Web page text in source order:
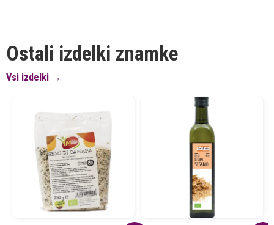
Ostali izdelki znamke
Vsi izdelki →